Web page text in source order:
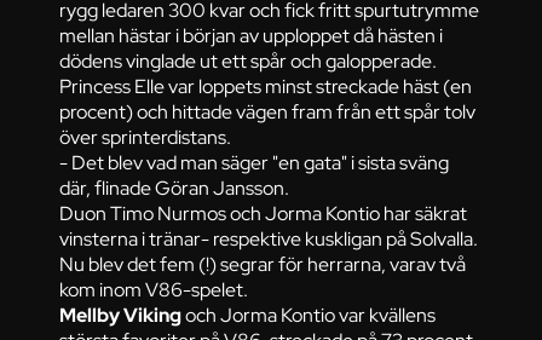
rygg ledaren 300 kvar och fick fritt spurtutrymme
mellan hästar i början av upploppet då hästen i
dödens vinglade ut ett spår och galopperade.
Princess Elle var loppets minst streckade häst (en
procent) och hittade vägen fram från ett spår tolv
över sprinterdistans.
- Det blev vad man säger "en gata" i sista sväng
där, flinade Göran Jansson.
Duon Timo Nurmos och Jorma Kontio har säkrat
vinsterna i tränar- respektive kuskligan på Solvalla.
Nu blev det fem (!) segrar för herrarna, varav två
kom inom V86-spelet.
Mellby Vikingoch Jorma Kontio var kvällens